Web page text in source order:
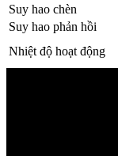
Suy hao chèn
Suy hao phản hồi
Nhiệt độ hoạt động